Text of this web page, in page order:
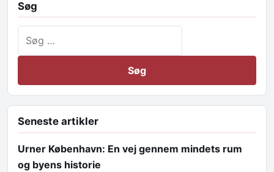
Søg
Seneste artikler
Urner København: En vej gennem mindets rum
og byens historie